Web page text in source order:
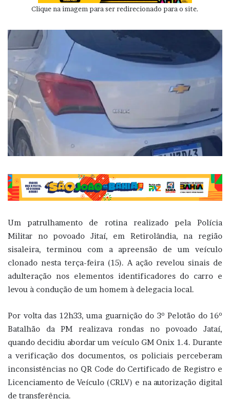
Clique na imagem para ser redirecionado para o site.
Um patrulhamento de rotina realizado pela Polícia
Militar no povoado Jitaí, em Retirolândia, na região
sisaleira, terminou com a apreensão de um veículo
clonado nesta terça-feira (15). A ação revelou sinais de
adulteração nos elementos identificadores do carro e
levou à condução de um homem à delegacia local.
Por volta das 12h33, uma guarnição do 3º Pelotão do 16º
Batalhão da PM realizava rondas no povoado Jataí,
quando decidiu abordar um veículo GM Onix 1.4. Durante
a verificação dos documentos, os policiais perceberam
inconsistências no QR Code do Certificado de Registro e
Licenciamento de Veículo (CRLV) e na autorização digital
de transferência.